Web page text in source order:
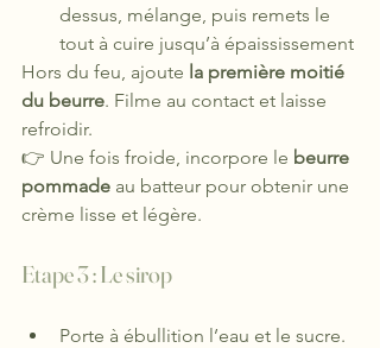
dessus, mélange, puis remets le
tout à cuire jusqu’à épaississement
Hors du feu, ajoute la première moitié
du beurre. Filme au contact et laisse
refroidir.
👉 Une fois froide, incorpore le beurre
pommade au batteur pour obtenir une
crème lisse et légère.
Etape 3 : Le sirop
Porte à ébullition l’eau et le sucre.